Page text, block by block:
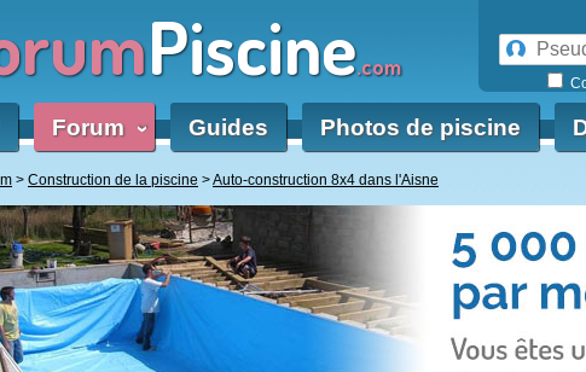
Piscine.com
Forum ‹ Guides Photos de piscine
Construction de la piscine Auto-construction 8x4 dans l'Aisne